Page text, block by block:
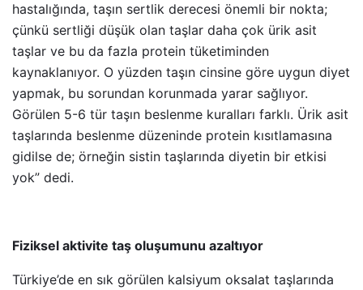
hastalığında, taşın sertlik derecesi önemli bir nokta;
çünkü sertliği düşük olan taşlar daha çok ürik asit
taşlar ve bu da fazla protein tüketiminden
kaynaklanıyor. O yüzden taşın cinsine göre uygun diyet
yapmak, bu sorundan korunmada yarar sağlıyor.
Görülen 5-6 tür taşın beslenme kuralları farklı. Ürik asit
taşlarında beslenme düzeninde protein kısıtlamasına
gidilse de; örneğin sistin taşlarında diyetin bir etkisi
yok” dedi.
Fiziksel aktivite taş oluşumunu azaltıyor
Türkiye’de en sık görülen kalsiyum oksalat taşlarında